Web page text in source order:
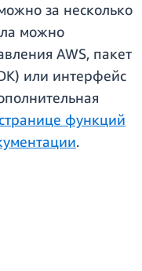
за несколько
можно
AWS, пакет
или интерфейс
функций
.